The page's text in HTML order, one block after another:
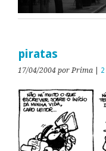
piratas
17/04/2004 por Prima